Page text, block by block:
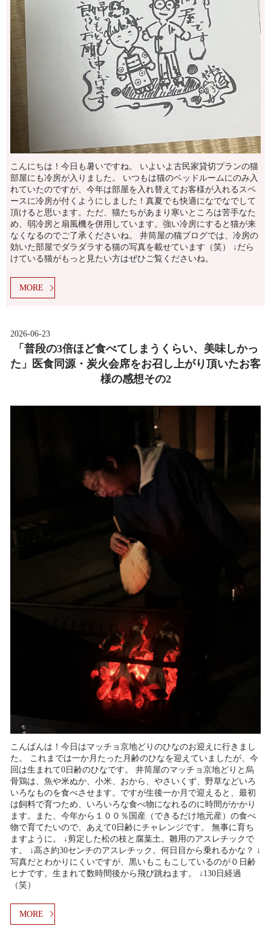
こんにちは！今日も暑いですね。 いよいよ古民家貸切プランの猫
部屋にも冷房が入りました。 いつもは猫のベッドルームにのみ入
れていたのですが、今年は部屋を入れ替えてお客様が入れるスペ
ースに冷房が付くようにしました！真夏でも快適になでなでして
頂けると思います。ただ、猫たちがあまり寒いところは苦手なた
め、弱冷房と扇風機を併用しています。強い冷房にすると猫が来
なくなるのでご了承くださいね。 井筒屋の猫ブログでは、冷房の
効いた部屋でダラダラする猫の写真を載せています（笑） ↓だら
けている猫がもっと見たい方はぜひご覧くださいね。
MORE
2026-06-23
「普段の3倍ほど食べてしまうくらい、美味しかっ
た」医食同源・炭火会席をお召し上がり頂いたお客
様の感想その2
こんばんは！今日はマッチョ京地どりのひなのお迎えに行きまし
た。 これまでは一か月たった月齢のひなを迎えていましたが、今
回は生まれて0日齢のひなです。 井筒屋のマッチョ京地どりと烏
骨鶏は、魚や米ぬか、小米、おから、やさいくず、野草などいろ
いろなものを食べさせます。ですが生後一か月で迎えると、最初
は飼料で育つため、いろいろな食べ物になれるのに時間がかかり
ます。また、今年から１００％国産（できるだけ地元産）の食べ
物で育てたいので、あえて0日齢にチャレンジです。 無事に育ち
ますように。 ↓剪定した松の枝と腐葉土。雛用のアスレチックで
す。 ↓高さ約30センチのアスレチック。何日目から乗れるかな？ ↓
写真だとわかりにくいですが、黒いもこもこしているのが０日齢
ヒナです。生まれて数時間後から飛び跳ねます。 ↓130日経過
（笑）
MORE